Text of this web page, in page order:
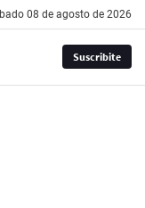
08 de agosto de 2026
Suscribite